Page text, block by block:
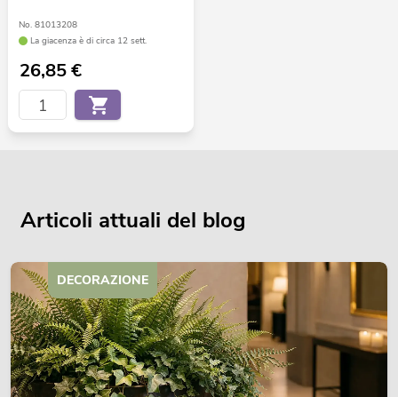
No. 81013208
La giacenza è di circa 12 sett.
26,85€
Articoli attuali del blog
DECORAZIONE